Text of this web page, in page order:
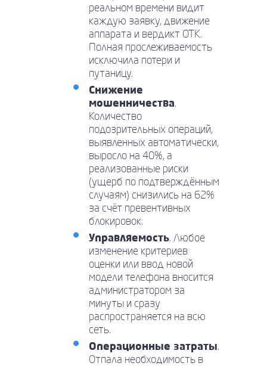
реальном времени видит
каждую заявку, движение
аппарата и вердикт ОТК.
Полная прослеживаемость
исключила потери и
путаницу.
Снижение
мошенничества.
Количество
подозрительных операций,
выявленных автоматически,
выросло на 40%, а
реализованные риски
(ущерб по подтверждённым
случаям) снизились на 62%
за счёт превентивных
блокировок.
Управляемость. Любое
изменение критериев
оценки или ввод новой
модели телефона вносится
администратором за
минуты и сразу
распространяется на всю
сеть.
Операционные затраты.
Отпала необходимость в